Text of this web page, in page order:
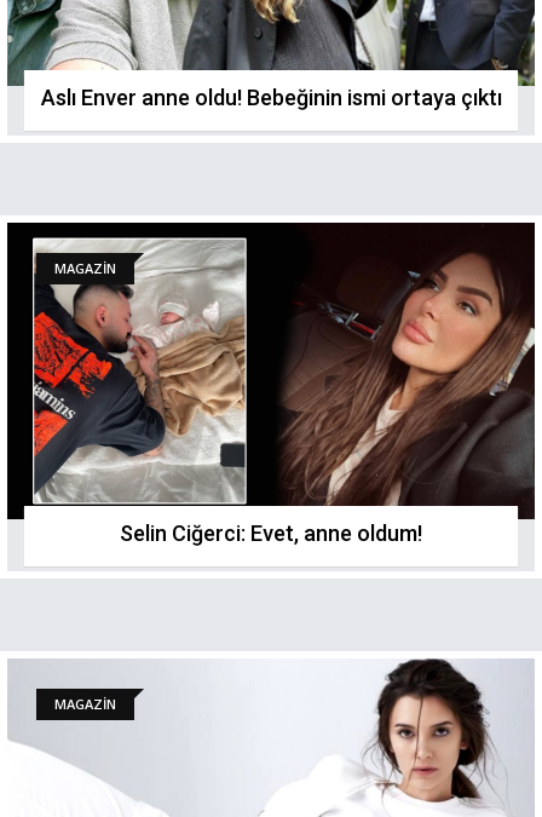
Aslı Enver anne oldu! Bebeğinin ismi ortaya çıktı
MAGAZİN
Selin Ciğerci: Evet, anne oldum!
MAGAZİN